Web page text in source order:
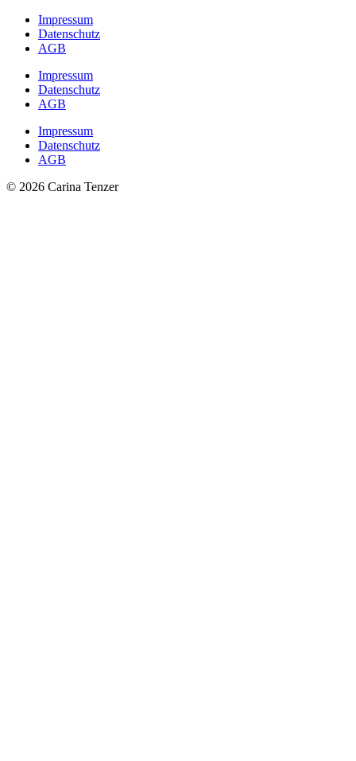
Impressum
Datenschutz
AGB
Impressum
Datenschutz
AGB
Impressum
Datenschutz
AGB
© 2026 Carina Tenzer